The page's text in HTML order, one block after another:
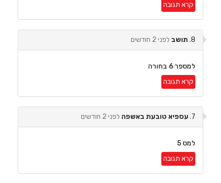
קרא תגובה
תושב לפני 2 חודשים
למספר 6 בחורה
קרא תגובה
עספיא טובעת באשפה לפני 2 חודשים
למס 5
קרא תגובה